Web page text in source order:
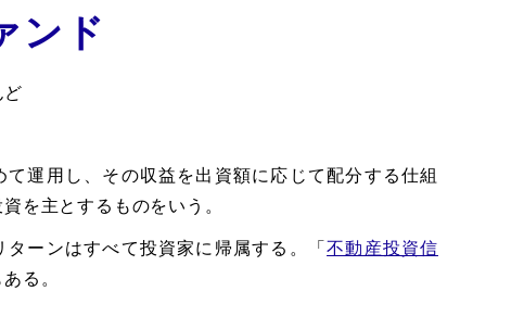
ンド
ど
て運用し、その収益を出資額に応じて配分する仕組
を主とするものをいう。
ターンはすべて投資家に帰属する。「不動産投資信
る。